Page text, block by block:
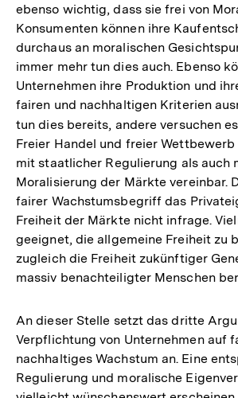
ebenso wichtig, dass sie frei von
Konsumenten können ihre
durchaus an moralischen
immer mehr tun dies auch. Ebenso
Unternehmen ihre Produktion und
fairen und nachhaltigen Kriterien
tun dies bereits, andere versuchen
Freier Handel und freier Wettbewerb
mit staatlicher Regulierung als auch
Moralisierung der Märkte vereinbar.
fairer Wachstumsbegriff das
Freiheit der Märkte nicht infrage.
geeignet, die allgemeine Freiheit zu
zugleich die Freiheit zukünftiger
massiv benachteiligter Menschen
An dieser Stelle setzt das dritte
Verpflichtung von Unternehmen auf
nachhaltiges Wachstum an. Eine
Regulierung und moralische